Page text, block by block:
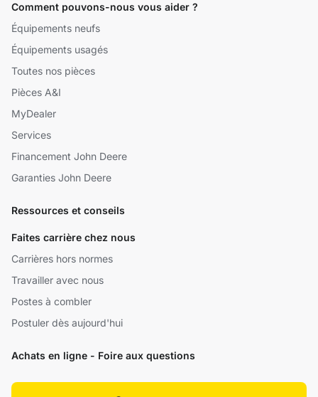
Comment pouvons-nous vous aider ?
Équipements neufs
Équipements usagés
Toutes nos pièces
Pièces A&I
MyDealer
Services
Financement John Deere
Garanties John Deere
Ressources et conseils
Faites carrière chez nous
Carrières hors normes
Travailler avec nous
Postes à combler
Postuler dès aujourd'hui
Achats en ligne - Foire aux questions